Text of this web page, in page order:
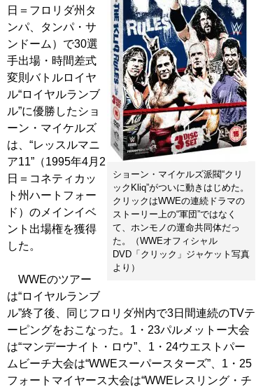
ショーン・マイケルズ派閥“クリ
ックKliq”がついに動きはじめた。
クリックはWWEの連続ドラマの
ストーリー上の“軍団”ではなく
て、ホンモノの運命共同体だっ
た。（WWEオフィシャル
DVD「クリック」ジャケット写真
より）
日＝フロリダ州タ
ンパ、タンパ・サ
ンドーム）で30選
手出場・時間差式
変則バトルロイヤ
ル“ロイヤルランブ
ル”に優勝したショ
ーン・マイケルズ
は、“レッスルマニ
ア11”（1995年4月2
日＝コネティカッ
ト州ハートフォー
ド）のメインイベ
ント出場権を獲得
した。
WWEのツアー
は“ロイヤルランブ
ル”終了後、同じフロリダ州内で3日間連続のTVテ
ーピングをおこなった。1・23パルメットー大会
は“マンデーナイト・ロウ”、1・24ウエストパー
ムビーチ大会は“WWEスーパースターズ”、1・25
フォートマイヤース大会は“WWEレスリング・チ